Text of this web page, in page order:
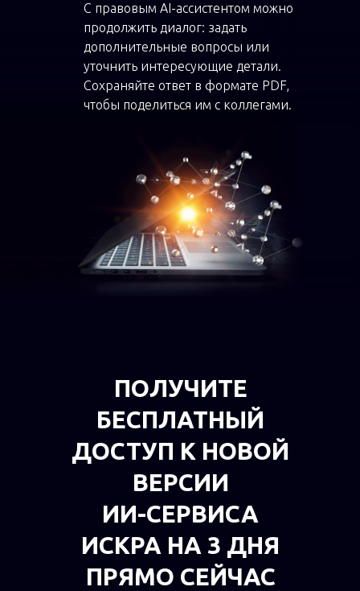
С правовым AI-ассистентом можно
продолжить диалог: задать
дополнительные вопросы или
уточнить интересующие детали.
Сохраняйте ответ в формате PDF,
чтобы поделиться им с коллегами.
ПОЛУЧИТЕ
БЕСПЛАТНЫЙ
ДОСТУП К НОВОЙ
ВЕРСИИ
ИИ-СЕРВИСА
ИСКРА НА 3 ДНЯ
ПРЯМО СЕЙЧАС